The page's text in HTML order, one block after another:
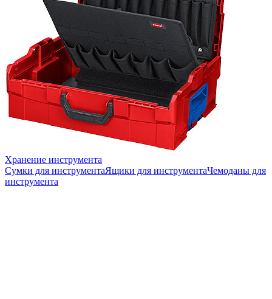
Хранение инструмента
Сумки для инструментаЯщики для инструментаЧемоданы для
инструмента